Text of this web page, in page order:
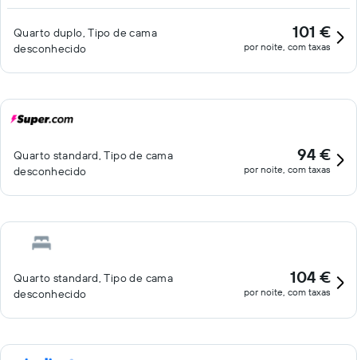
Quarto duplo, Tipo de cama
desconhecido
101 €
por noite, com taxas
Quarto standard, Tipo de cama
desconhecido
94 €
por noite, com taxas
Quarto standard, Tipo de cama
desconhecido
104 €
por noite, com taxas